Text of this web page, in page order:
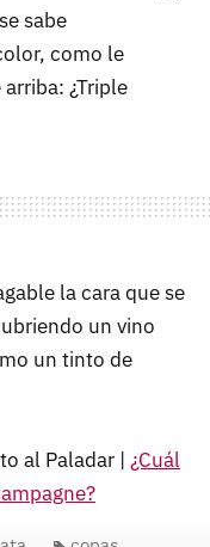
sabe
como le
¿Triple
la cara que se
un vino
un tinto de
al Paladar | ¿Cuál